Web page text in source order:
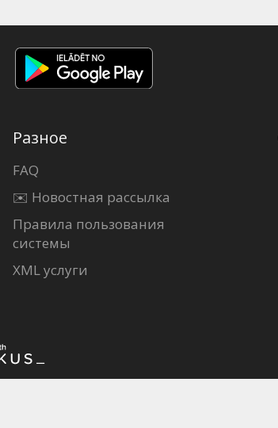
Разное
FAQ
✉️ Новостная рассылка
Правила пользования
системы
XML услуги